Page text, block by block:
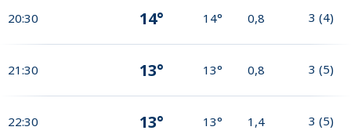
20:30 14° 14° 0,8 3 (4)
21:30 13° 13° 0,8 3 (5)
22:30 13° 13° 1,4 3 (5)